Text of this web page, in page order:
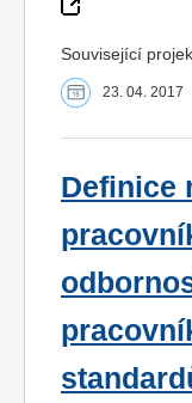
Související
23. 04. 2017
Definice